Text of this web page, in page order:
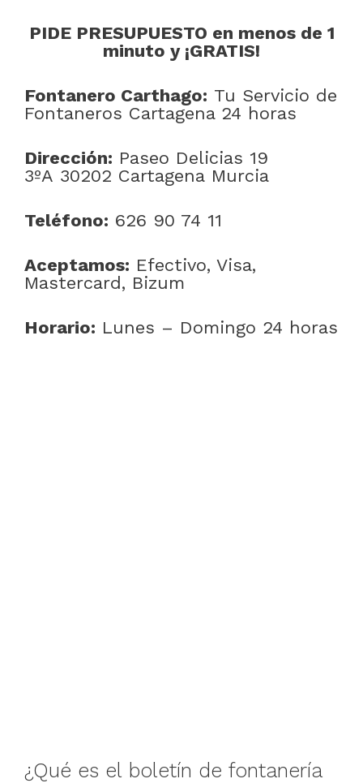
PIDE PRESUPUESTO en menos de 1
minuto y ¡GRATIS!
Fontanero Carthago: Tu Servicio de
Fontaneros Cartagena 24 horas
Dirección: Paseo Delicias 19
3ºA 30202 Cartagena Murcia
Teléfono: 626 90 74 11
Aceptamos: Efectivo, Visa,
Mastercard, Bizum
Horario: Lunes – Domingo 24 horas
¿Qué es el boletín de fontanería